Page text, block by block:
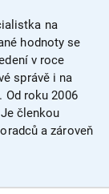
na
hodnoty se
v roce
správě i na
Od roku 2006
členkou
a zároveň